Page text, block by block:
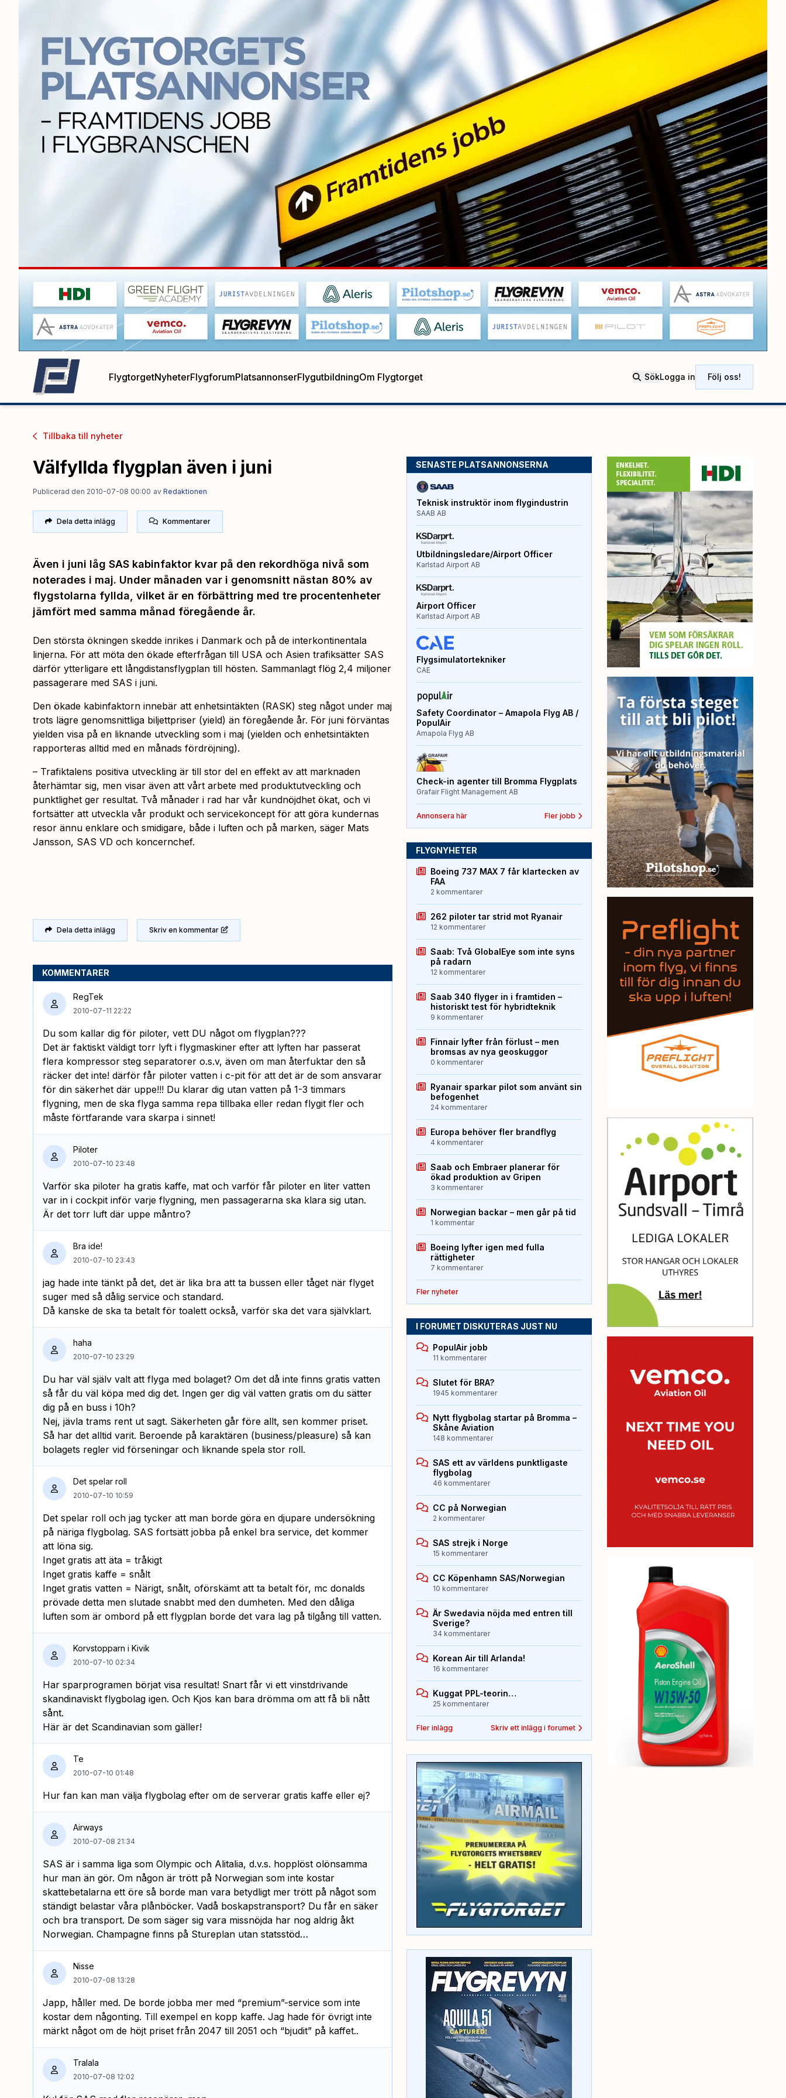
FlygtorgetNyheterFlygforumPlatsannonserFlygutbildningOm Flygtorget SökLogga in Följ oss!
Tillbaka till nyheter
Välfyllda flygplan även i juni
Publicerad den 2010-07-08 00:00 av Redaktionen
Dela detta inlägg Kommentarer
​Även i juni låg SAS kabinfaktor kvar på den rekordhöga nivå som
noterades i maj. Under månaden var i genomsnitt nästan 80% av
flygstolarna fyllda, vilket är en förbättring med tre procentenheter
jämfört med samma månad föregående år.
Den största ökningen skedde inrikes i Danmark och på de interkontinentala
linjerna. För att möta den ökade efterfrågan till USA och Asien trafiksätter SAS
därför ytterligare ett långdistansflygplan till hösten. Sammanlagt flög 2,4 miljoner
passagerare med SAS i juni.
Den ökade kabinfaktorn innebär att enhetsintäkten (RASK) steg något under maj
trots lägre genomsnittliga biljettpriser (yield) än föregående år. För juni förväntas
yielden visa på en liknande utveckling som i maj (yielden och enhetsintäkten
rapporteras alltid med en månads fördröjning).
– Trafiktalens positiva utveckling är till stor del en effekt av att marknaden
återhämtar sig, men visar även att vårt arbete med produktutveckling och
punktlighet ger resultat. Två månader i rad har vår kundnöjdhet ökat, och vi
fortsätter att utveckla vår produkt och servicekoncept för att göra kundernas
resor ännu enklare och smidigare, både i luften och på marken, säger Mats
Jansson, SAS VD och koncernchef.
Dela detta inlägg Skriv en kommentar
KOMMENTARER
RegTek
2010-07-11 22:22
Du som kallar dig för piloter, vett DU något om flygplan???
Det är faktiskt väldigt torr lyft i flygmaskiner efter att lyften har passerat
flera kompressor steg separatorer o.s.v, även om man återfuktar den så
räcker det inte! därför får piloter vatten i c-pit för att det är de som ansvarar
för din säkerhet där uppe!!! Du klarar dig utan vatten på 1-3 timmars
flygning, men de ska flyga samma repa tillbaka eller redan flygit fler och
måste förtfarande vara skarpa i sinnet!
Piloter
2010-07-10 23:48
Varför ska piloter ha gratis kaffe, mat och varför får piloter en liter vatten
var in i cockpit inför varje flygning, men passagerarna ska klara sig utan.
Är det torr luft där uppe måntro?
Bra ide!
2010-07-10 23:43
jag hade inte tänkt på det, det är lika bra att ta bussen eller tåget när flyget
suger med så dålig service och standard.
Då kanske de ska ta betalt för toalett också, varför ska det vara självklart.
haha
2010-07-10 23:29
Du har väl själv valt att flyga med bolaget? Om det då inte finns gratis vatten
så får du väl köpa med dig det. Ingen ger dig väl vatten gratis om du sätter
dig på en buss i 10h?
Nej, jävla trams rent ut sagt. Säkerheten går före allt, sen kommer priset.
Så har det alltid varit. Beroende på karaktären (business/pleasure) så kan
bolagets regler vid förseningar och liknande spela stor roll.
Det spelar roll
2010-07-10 10:59
Det spelar roll och jag tycker att man borde göra en djupare undersökning
på näriga flygbolag. SAS fortsätt jobba på enkel bra service, det kommer
att löna sig.
Inget gratis att äta = tråkigt
Inget gratis kaffe = snålt
Inget gratis vatten = Närigt, snålt, oförskämt att ta betalt för, mc donalds
prövade detta men slutade snabbt med den dumheten. Med den dåliga
luften som är ombord på ett flygplan borde det vara lag på tilgång till vatten.
Korvstopparn i Kivik
2010-07-10 02:34
Har sparprogramen börjat visa resultat! Snart får vi ett vinstdrivande
skandinaviskt flygbolag igen. Och Kjos kan bara drömma om att få bli nått
sånt.
Här är det Scandinavian som gäller!
Te
2010-07-10 01:48
Hur fan kan man välja flygbolag efter om de serverar gratis kaffe eller ej?
Airways
2010-07-08 21:34
SAS är i samma liga som Olympic och Alitalia, d.v.s. hopplöst olönsamma
hur man än gör. Om någon är trött på Norwegian som inte kostar
skattebetalarna ett öre så borde man vara betydligt mer trött på något som
ständigt belastar våra plånböcker. Vadå boskapstransport? Du får en säker
och bra transport. De som säger sig vara missnöjda har nog aldrig åkt
Norwegian. Champagne finns på Stureplan utan statsstöd…
Nisse
2010-07-08 13:28
Japp, håller med. De borde jobba mer med “premium”-service som inte
kostar dem någonting. Till exempel en kopp kaffe. Jag hade för övrigt inte
märkt något om de höjt priset från 2047 till 2051 och “bjudit” på kaffet..
Tralala
2010-07-08 12:02
SENASTE PLATSANNONSERNA
Teknisk instruktör inom flygindustrin
SAAB AB
Utbildningsledare/Airport Officer
Karlstad Airport AB
Airport Officer
Karlstad Airport AB
Flygsimulatortekniker
CAE
Safety Coordinator – Amapola Flyg AB /
PopulAir
Amapola Flyg AB
Check-in agenter till Bromma Flygplats
Grafair Flight Management AB
Annonsera här Fler jobb
FLYGNYHETER
Boeing 737 MAX 7 får klartecken av
FAA
2 kommentarer
262 piloter tar strid mot Ryanair
12 kommentarer
Saab: Två GlobalEye som inte syns
på radarn
12 kommentarer
Saab 340 flyger in i framtiden –
historiskt test för hybridteknik
9 kommentarer
Finnair lyfter från förlust – men
bromsas av nya geoskuggor
0 kommentarer
Ryanair sparkar pilot som använt sin
befogenhet
24 kommentarer
Europa behöver fler brandflyg
4 kommentarer
Saab och Embraer planerar för
ökad produktion av Gripen
3 kommentarer
Norwegian backar – men går på tid
1 kommentar
Boeing lyfter igen med fulla
rättigheter
7 kommentarer
Fler nyheter
I FORUMET DISKUTERAS JUST NU
PopulAir jobb
11 kommentarer
Slutet för BRA?
1945 kommentarer
Nytt flygbolag startar på Bromma –
Skåne Aviation
148 kommentarer
SAS ett av världens punktligaste
flygbolag
46 kommentarer
CC på Norwegian
2 kommentarer
SAS strejk i Norge
15 kommentarer
CC Köpenhamn SAS/Norwegian
10 kommentarer
Är Swedavia nöjda med entren till
Sverige?
34 kommentarer
Korean Air till Arlanda!
16 kommentarer
Kuggat PPL-teorin…
25 kommentarer
Fler inlägg Skriv ett inlägg i forumet